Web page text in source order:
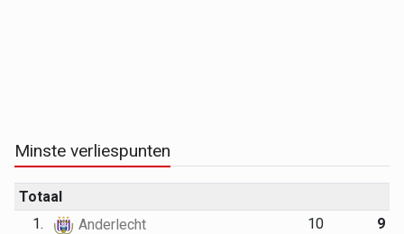
Minste verliespunten
Totaal
1.
Anderlecht 10
9